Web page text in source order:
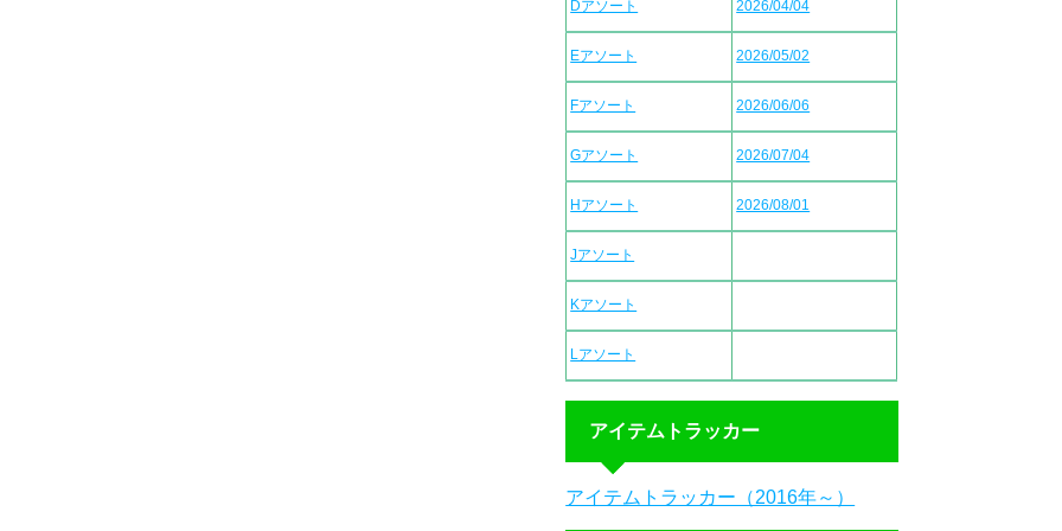
Dアソート 2026/04/04
Eアソート 2026/05/02
Fアソート 2026/06/06
Gアソート 2026/07/04
Hアソート 2026/08/01
Jアソート
Kアソート
Lアソート
アイテムトラッカー
アイテムトラッカー（2016年～）